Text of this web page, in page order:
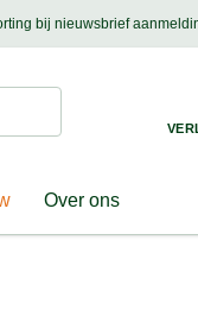
bij nieuwsbrief
Ontdek nieuwtjes,
adviseert u graag!
Suchen
Over ons